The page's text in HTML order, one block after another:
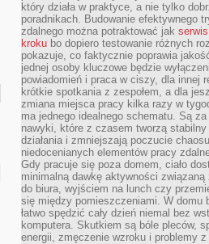
który działa w praktyce, a nie tylko
poradnikach. Budowanie efektywnego
zdalnego można potraktować jak
kroku bo dopiero testowanie różnych
pokazuje, co faktycznie poprawia
jednej osoby kluczowe będzie
powiadomień i praca w ciszy, dla innej
krótkie spotkania z zespołem, a dla
zmiana miejsca pracy kilka razy w
ma jednego idealnego schematu. Są
nawyki, które z czasem tworzą
działania i zmniejszają poczucie
niedocenianych elementów pracy
Gdy pracuje się poza domem, ciało
minimalną dawkę aktywności związaną
do biura, wyjściem na lunch czy
się między pomieszczeniami. W domu
łatwo spędzić cały dzień niemal bez
komputera. Skutkiem są bóle pleców,
energii, zmęczenie wzroku i problemy z